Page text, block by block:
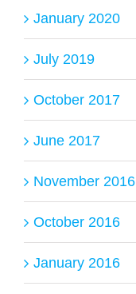
January 2020
July 2019
October 2017
June 2017
November 2016
October 2016
January 2016